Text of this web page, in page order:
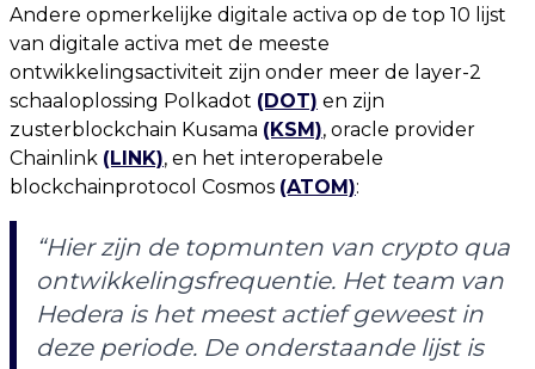
Andere opmerkelijke digitale activa op de top 10 lijst
van digitale activa met de meeste
ontwikkelingsactiviteit zijn onder meer de layer-2
schaaloplossing Polkadot (DOT) en zijn
zusterblockchain Kusama (KSM), oracle provider
Chainlink (LINK), en het interoperabele
blockchainprotocol Cosmos (ATOM):
“Hier zijn de topmunten van crypto qua
ontwikkelingsfrequentie. Het team van
Hedera is het meest actief geweest in
deze periode. De onderstaande lijst is